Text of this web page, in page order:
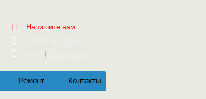
Напишите нам
|
Ремонт Контакты